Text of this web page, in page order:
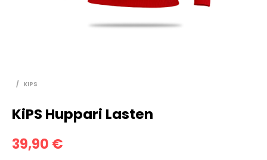
/ KIPS
KiPS Huppari Lasten
39,90 €